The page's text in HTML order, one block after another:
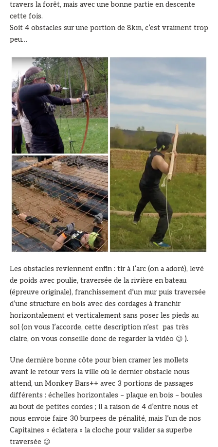
travers la forêt, mais avec une bonne partie en descente
cette fois.
Soit 4 obstacles sur une portion de 8km, c’est vraiment trop
peu…
Les obstacles reviennent enfin : tir à l’arc (on a adoré), levé
de poids avec poulie, traversée de la rivière en bateau
(épreuve originale), franchissement d’un mur puis traversée
d’une structure en bois avec des cordages à franchir
horizontalement et verticalement sans poser les pieds au
sol (on vous l’accorde, cette description n’est pas très
claire, on vous conseille donc de regarder la vidéo 😉 ).
Une dernière bonne côte pour bien cramer les mollets
avant le retour vers la ville où le dernier obstacle nous
attend, un Monkey Bars++ avec 3 portions de passages
différents : échelles horizontales – plaque en bois – boules
au bout de petites cordes ; il a raison de 4 d’entre nous et
nous envoie faire 30 burpees de pénalité, mais l’un de nos
Capitaines « éclatera » la cloche pour valider sa superbe
traversée 😉